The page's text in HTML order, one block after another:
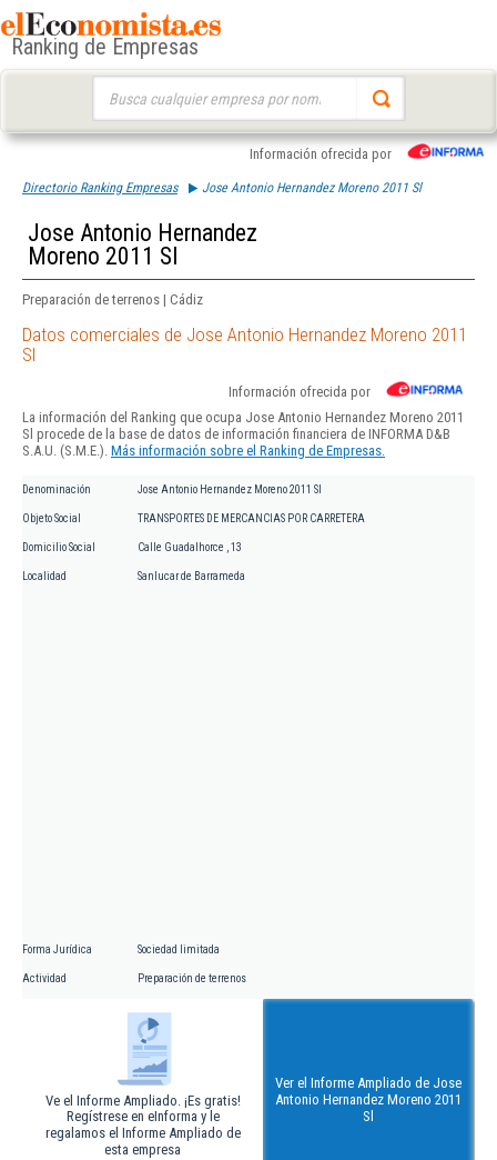
Ranking de Empresas
Información ofrecida por
Directorio Ranking Empresas Jose Antonio Hernandez Moreno 2011 Sl
Jose Antonio Hernandez
Moreno 2011 Sl
Preparación de terrenos | Cádiz
Datos comerciales de Jose Antonio Hernandez Moreno 2011
Sl
Información ofrecida por
La información del Ranking que ocupa Jose Antonio Hernandez Moreno 2011
Sl procede de la base de datos de información financiera de INFORMA D&B
S.A.U. (S.M.E.). Más información sobre el Ranking de Empresas.
Denominación Jose Antonio Hernandez Moreno 2011 Sl
Objeto Social TRANSPORTES DE MERCANCIAS POR CARRETERA
Domicilio Social Calle Guadalhorce , 13
Localidad Sanlucar de Barrameda
Forma Jurídica Sociedad limitada
Actividad Preparación de terrenos
Ve el Informe Ampliado. ¡Es gratis!
Regístrese en eInforma y le
regalamos el Informe Ampliado de
esta empresa
Ver el Informe Ampliado de Jose
Antonio Hernandez Moreno 2011
Sl